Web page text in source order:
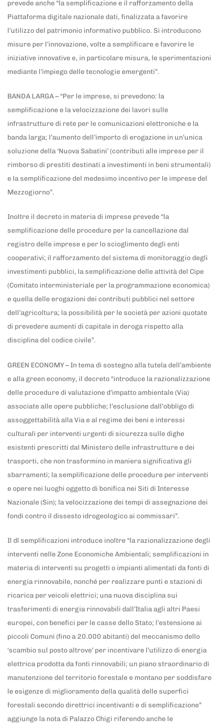
prevede anche “la semplificazione e il rafforzamento della
Piattaforma digitale nazionale dati, finalizzata a favorire
l’utilizzo del patrimonio informativo pubblico. Si introducono
misure per l’innovazione, volte a semplificare e favorire le
iniziative innovative e, in particolare misura, le sperimentazioni
mediante l’impiego delle tecnologie emergenti”.
BANDA LARGA – “Per le imprese, si prevedono: la
semplificazione e la velocizzazione dei lavori sulle
infrastrutture di rete per le comunicazioni elettroniche e la
banda larga; l’aumento dell’importo di erogazione in un’unica
soluzione della ‘Nuova Sabatini’ (contributi alle imprese per il
rimborso di prestiti destinati a investimenti in beni strumentali)
e la semplificazione del medesimo incentivo per le imprese del
Mezzogiorno”.
Inoltre il decreto in materia di imprese prevede “la
semplificazione delle procedure per la cancellazione dal
registro delle imprese e per lo scioglimento degli enti
cooperativi; il rafforzamento del sistema di monitoraggio degli
investimenti pubblici, la semplificazione delle attività del Cipe
(Comitato interministeriale per la programmazione economica)
e quella delle erogazioni dei contributi pubblici nel settore
dell’agricoltura; la possibilità per le società per azioni quotate
di prevedere aumenti di capitale in deroga rispetto alla
disciplina del codice civile”.
GREEN ECONOMY – In tema di sostegno alla tutela dell’ambiente
e alla green economy, il decreto “introduce la razionalizzazione
delle procedure di valutazione d’impatto ambientale (Via)
associate alle opere pubbliche; l’esclusione dall’obbligo di
assoggettabilità alla Via e al regime dei beni e interessi
culturali per interventi urgenti di sicurezza sulle dighe
esistenti prescritti dal Ministero delle infrastrutture e dei
trasporti, che non trasformino in maniera significativa gli
sbarramenti; la semplificazione delle procedure per interventi
e opere nei luoghi oggetto di bonifica nei Siti di Interesse
Nazionale (Sin); la velocizzazione dei tempi di assegnazione dei
fondi contro il dissesto idrogeologico ai commissari”.
Il dl semplificazioni introduce inoltre “la razionalizzazione degli
interventi nelle Zone Economiche Ambientali; semplificazioni in
materia di interventi su progetti o impianti alimentati da fonti di
energia rinnovabile, nonché per realizzare punti e stazioni di
ricarica per veicoli elettrici; una nuova disciplina sui
trasferimenti di energia rinnovabili dall’Italia agli altri Paesi
europei, con benefici per le casse dello Stato; l’estensione ai
piccoli Comuni (fino a 20.000 abitanti) del meccanismo dello
‘scambio sul posto altrove’ per incentivare l’utilizzo di energia
elettrica prodotta da fonti rinnovabili; un piano straordinario di
manutenzione del territorio forestale e montano per soddisfare
le esigenze di miglioramento della qualità delle superfici
forestali secondo direttrici incentivanti e di semplificazione”
aggiunge la nota di Palazzo Chigi riferendo anche le